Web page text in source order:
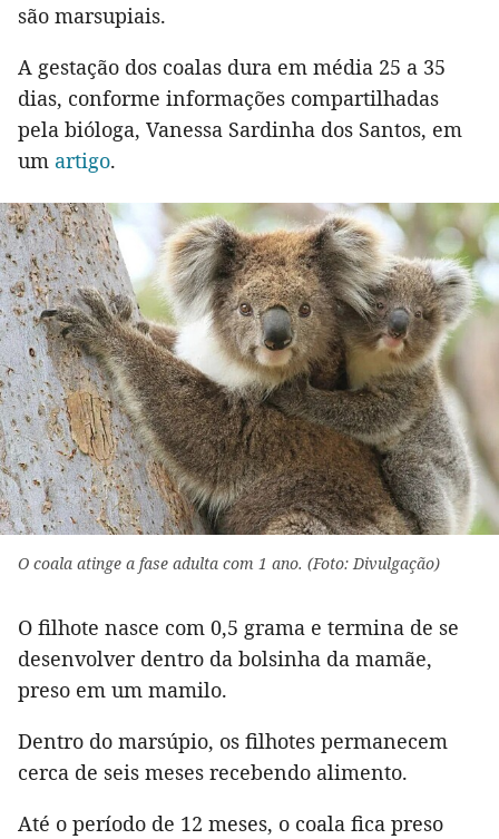
são marsupiais.
A gestação dos coalas dura em média 25 a 35
dias, conforme informações compartilhadas
pela bióloga, Vanessa Sardinha dos Santos, em
um artigo.
O coala atinge a fase adulta com 1 ano. (Foto: Divulgação)
O filhote nasce com 0,5 grama e termina de se
desenvolver dentro da bolsinha da mamãe,
preso em um mamilo.
Dentro do marsúpio, os filhotes permanecem
cerca de seis meses recebendo alimento.
Até o período de 12 meses, o coala fica preso